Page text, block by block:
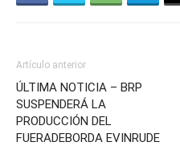
Artículo anterior
ÚLTIMA NOTICIA – BRP
SUSPENDERÁ LA
PRODUCCIÓN DEL
FUERADEBORDA EVINRUDE